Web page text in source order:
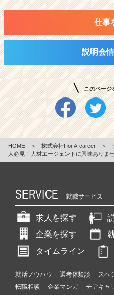
仕事
説明会
このページ
HOME ＞ 株式会社For A-career ＞
人必見！人材エージェントに興味ありま
SERVICE 就職サービス
求人を探す
企業を探す
タイムライン
就活ノウハウ 選考体験談 スペ
転職相談
企業マンガ チアキャ